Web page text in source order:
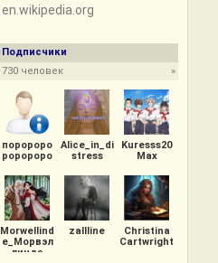
en.wikipedia.org
Подписчики
730 человек
»
поророро
роророро
Alice_in_di
stress
Kuresss20
Max
Morwellind
e_Морвэл
линдэ
zallline
Christina
Cartwright